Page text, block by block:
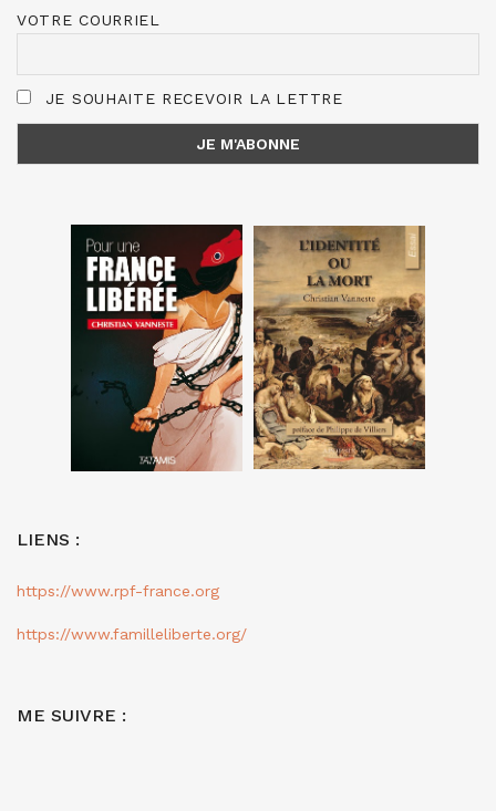
VOTRE COURRIEL
JE SOUHAITE RECEVOIR LA LETTRE
LIENS :
https://www.rpf-france.org
https://www.familleliberte.org/
ME SUIVRE :